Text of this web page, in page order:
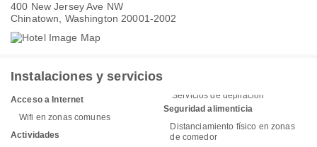
400 New Jersey Ave NW
Chinatown, Washington 20001-2002
Instalaciones y servicios
Acceso a Internet
Wifi en zonas comunes
Actividades
Servicios de depilación
Seguridad alimenticia
Distanciamiento físico en zonas
de comedor